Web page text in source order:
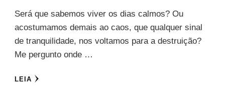
Será que sabemos viver os dias calmos? Ou
acostumamos demais ao caos, que qualquer sinal
de tranquilidade, nos voltamos para a destruição?
Me pergunto onde …
LEIA